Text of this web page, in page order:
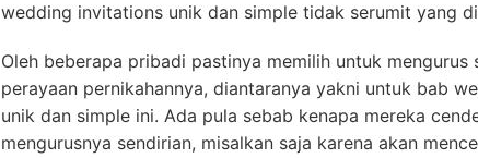
wedding invitations unik dan simple tidak serumit yang
Oleh beberapa pribadi pastinya memilih untuk mengurus
perayaan pernikahannya, diantaranya yakni untuk bab
unik dan simple ini. Ada pula sebab kenapa mereka
mengurusnya sendirian, misalkan saja karena akan